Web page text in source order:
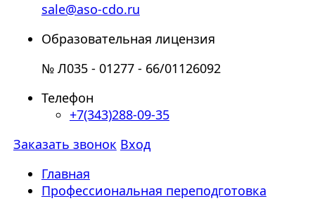
sale@aso-cdo.ru
Образовательная лицензия
№ Л035 - 01277 - 66/01126092
Телефон
+7(343)288-09-35
Заказать звонок Вход
Главная
Профессиональная переподготовка